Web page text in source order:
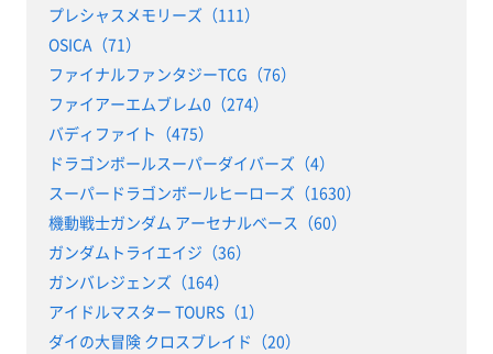
プレシャスメモリーズ（111）
OSICA（71）
ファイナルファンタジーTCG（76）
ファイアーエムブレム0（274）
バディファイト（475）
ドラゴンボールスーパーダイバーズ（4）
スーパードラゴンボールヒーローズ（1630）
機動戦士ガンダム アーセナルベース（60）
ガンダムトライエイジ（36）
ガンバレジェンズ（164）
アイドルマスター TOURS（1）
ダイの大冒険 クロスブレイド（20）